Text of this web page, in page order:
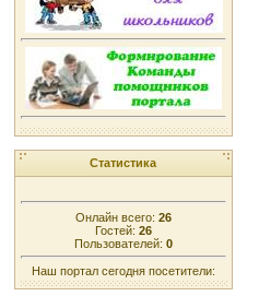
Статистика
Онлайн всего: 26
Гостей: 26
Пользователей: 0
Наш портал сегодня посетители: